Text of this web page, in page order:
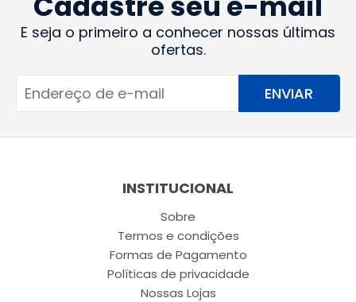
E seja o primeiro a conhecer nossas últimas
ofertas.
ENVIAR
INSTITUCIONAL
Sobre
Termos e condições
Formas de Pagamento
Políticas de privacidade
Nossas Lojas